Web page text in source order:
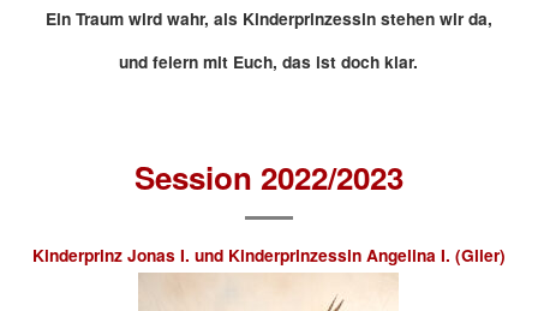
Ein Traum wird wahr, als Kinderprinzessin stehen wir da,
und feiern mit Euch, das ist doch klar.
Session 2022/2023
Kinderprinz Jonas I. und Kinderprinzessin Angelina I. (Glier)